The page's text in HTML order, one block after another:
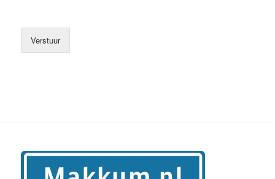
Verstuur